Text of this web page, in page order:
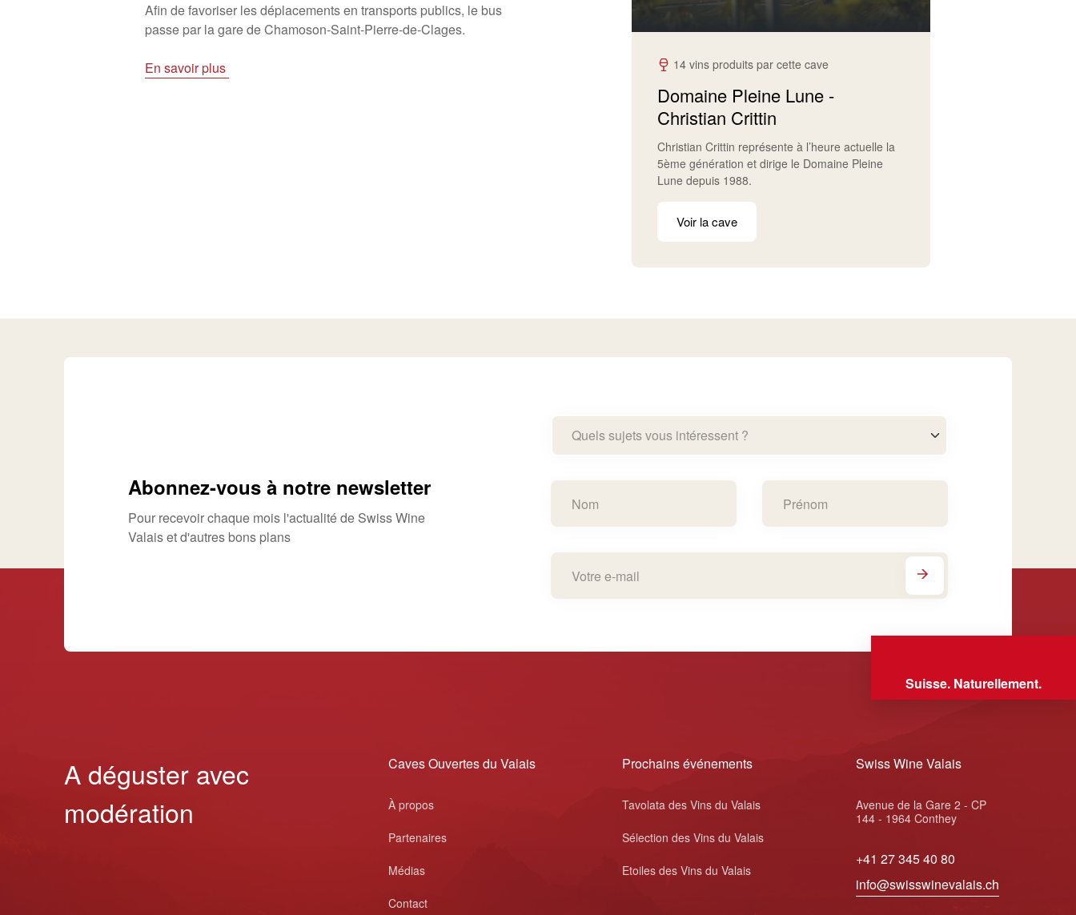
Afin de favoriser les déplacements en transports publics, le bus
passe par la gare de Chamoson-Saint-Pierre-de-Clages.
En savoir plus 14 vins produits par cette cave
Domaine Pleine Lune -
Christian Crittin
Christian Crittin représente à l’heure actuelle la
5ème génération et dirige le Domaine Pleine
Lune depuis 1988.
Voir la cave
Abonnez-vous à notre newsletter
Pour recevoir chaque mois l'actualité de Swiss Wine
Valais et d'autres bons plans
Quels sujets vous intéressent ?
Suisse. Naturellement.
A déguster avec
modération
Caves Ouvertes du Valais
À propos
Partenaires
Médias
Contact
Prochains événements
Tavolata des Vins du Valais
Sélection des Vins du Valais
Etoiles des Vins du Valais
Swiss Wine Valais
Avenue de la Gare 2 - CP
144 - 1964 Conthey
+41 27 345 40 80
info@swisswinevalais.ch